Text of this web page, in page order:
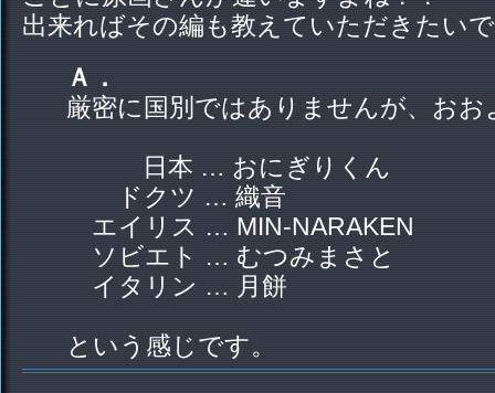
出来ればその編も教えていただきたい
Ａ．
厳密に国別ではありませんが、おお
日本 … おにぎりくん
ドクツ … 織音
エイリス … MIN-NARAKEN
ソビエト … むつみまさと
イタリン … 月餅
という感じです。